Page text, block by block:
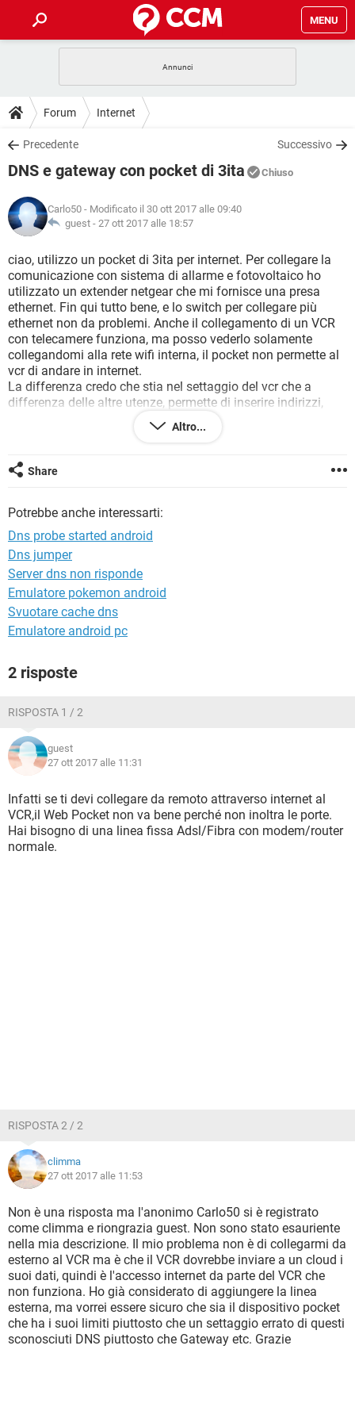
MENU
INTRATTENIMENTO
iOS
INSTAGRAM WHATSAPP
TIKTOK
HARDWARE
GUIDE
COVID-19
INSTAGRAM WHATSAPP
TIKTOK
HARDWARE
DOWNLOAD
COVID-19 GAMING
INTRATTENIMENTO
iOS WINDOWS 10
INSTAGRAM WHATSAPP
TIKTOK FACEBOOK
HARDWARE
COVID-19 GAMING
INTRATTENIMENTO
iOS WINDOWS 10
INSTAGRAM WHATSAPP
TIKTOK FACEBOOK
HARDWARE
GLOSSARIO
COVID-19 GAMING
INTRATTENIMENTO ANDROID
iOS WINDOWS 10
INSTAGRAM WHATSAPP
TIKTOK FACEBOOK
HARDWARE
Forum Internet
Precedente Successivo
DNS e gateway con pocket di 3ita Chiuso
Carlo50 - Modificato il 30 ott 2017 alle 09:40
guest - 27 ott 2017 alle 18:57
ciao, utilizzo un pocket di 3ita per internet. Per collegare la
comunicazione con sistema di allarme e fotovoltaico ho
utilizzato un extender netgear che mi fornisce una presa
ethernet. Fin qui tutto bene, e lo switch per collegare più
ethernet non da problemi. Anche il collegamento di un VCR
con telecamere funziona, ma posso vederlo solamente
collegandomi alla rete wifi interna, il pocket non permette al
vcr di andare in internet.
La differenza credo che stia nel settaggio del vcr che a
differenza delle altre utenze, permette di inserire indirizzi,
dns, gatewa etc etc. Il problema è che la gestione del pocket
avviene con il programma di 3ita che non permette una
C'è speranza ? Considerate che sono piuttosto a digiuno di
protocolli, reti e ammenicoli vari.Grazie comunque. Carlo50
Altro...
Share
Potrebbe anche interessarti:
Dns probe started android
Dns jumper
Server dns non risponde
Emulatore pokemon android
Svuotare cache dns
Emulatore android pc
2 risposte
RISPOSTA 1 / 2
guest
27 ott 2017 alle 11:31
Infatti se ti devi collegare da remoto attraverso internet al
VCR,il Web Pocket non va bene perché non inoltra le porte.
Hai bisogno di una linea fissa Adsl/Fibra con modem/router
normale.
RISPOSTA 2 / 2
climma
27 ott 2017 alle 11:53
Non è una risposta ma l'anonimo Carlo50 si è registrato
come climma e riongrazia guest. Non sono stato esauriente
nella mia descrizione. Il mio problema non è di collegarmi da
esterno al VCR ma è che il VCR dovrebbe inviare a un cloud i
suoi dati, quindi è l'accesso internet da parte del VCR che
non funziona. Ho già considerato di aggiungere la linea
esterna, ma vorrei essere sicuro che sia il dispositivo pocket
che ha i suoi limiti piuttosto che un settaggio errato di questi
sconosciuti DNS piuttosto che Gateway etc. Grazie